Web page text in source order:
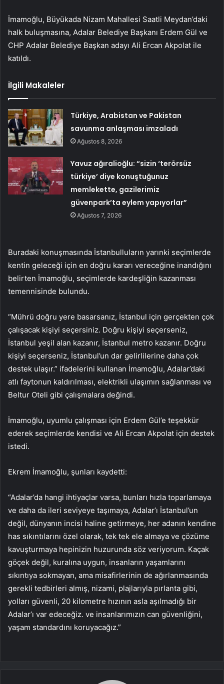
İmamoğlu, Büyükada Nizam Mahallesi Saatli Meydan’daki
halk buluşmasına, Adalar Belediye Başkanı Erdem Gül ve
CHP Adalar Belediye Başkan adayı Ali Ercan Akpolat ile
katıldı.
İlgili Makaleler
Türkiye, Arabistan ve Pakistan
savunma anlaşması imzaladı
Ağustos 8, 2026
Yavuz ağıralioğlu: “sizin ‘terörsüz
türkiye’ diye konuştuğunuz
memlekette, gazilerimiz
güvenpark’ta eylem yapıyorlar”
Ağustos 7, 2026
Buradaki konuşmasında İstanbulluların yarınki seçimlerde
kentin geleceği için en doğru kararı vereceğine inandığını
belirten İmamoğlu, seçimlerde kardeşliğin kazanması
temennisinde bulundu.
“Mührü doğru yere basarsanız, İstanbul için gerçekten çok
çalışacak kişiyi seçersiniz. Doğru kişiyi seçerseniz,
İstanbul yeşil alan kazanır, İstanbul metro kazanır. Doğru
kişiyi seçerseniz, İstanbul’un dar gelirlilerine daha çok
destek ulaşır.” ifadelerini kullanan İmamoğlu, Adalar’daki
atlı faytonun kaldırılması, elektrikli ulaşımın sağlanması ve
Beltur Oteli gibi çalışmalara değindi.
İmamoğlu, uyumlu çalışması için Erdem Gül’e teşekkür
ederek seçimlerde kendisi ve Ali Ercan Akpolat için destek
istedi.
Ekrem İmamoğlu, şunları kaydetti:
“Adalar’da hangi ihtiyaçlar varsa, bunları hızla toparlamaya
ve daha da ileri seviyeye taşımaya, Adalar’ı İstanbul’un
değil, dünyanın incisi haline getirmeye, her adanın kendine
has sıkıntılarını özel olarak, tek tek ele almaya ve çözüme
kavuşturmaya hepinizin huzurunda söz veriyorum. Kaçak
göçek değil, kuralına uygun, insanların yaşamlarını
sıkıntıya sokmayan, ama misafirlerinin de ağırlanmasında
gerekli tedbirleri almış, nizami, plajlarıyla pırlanta gibi,
yolları güvenli, 20 kilometre hızının asla aşılmadığı bir
Adalar’ı var edeceğiz. ve insanlarımızın can güvenliğini,
yaşam standardını koruyacağız.”